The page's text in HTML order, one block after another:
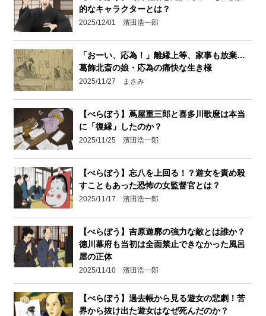
的なキャラクターとは？
2025/12/01 濱田浩一郎
「おーい、応為！」離縁上等、家事も放棄…
葛飾北斎の娘・応為の痛快な生き様
2025/11/27 まさみ
【べらぼう】蔦屋重三郎と喜多川歌麿は本当
に「復縁」したのか？
2025/11/25 濱田浩一郎
【べらぼう】忘八を上回る！？遊女を責め殺
すこともあった恐怖の女監督官とは？
2025/11/17 濱田浩一郎
【べらぼう】吉原遊廓の強力な敵とは誰か？
徳川幕府も当初は全面禁止できなかった風呂
屋の正体
2025/11/10 濱田浩一郎
【べらぼう】過去帳から見る遊女の悲劇！苦
界から抜け出た遊女はなぜ死んだのか？